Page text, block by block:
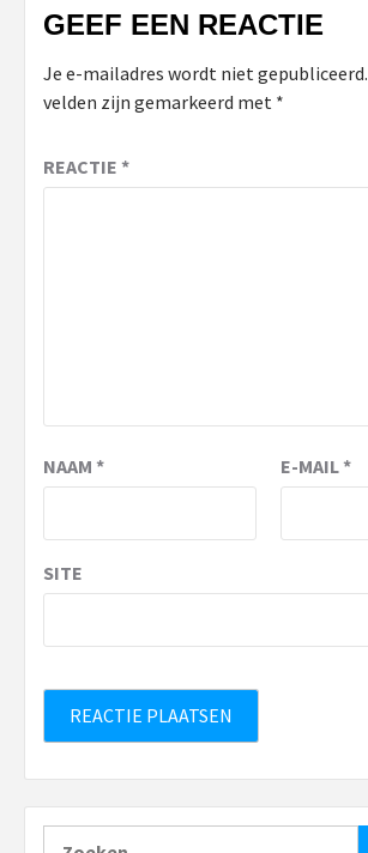
GEEF EEN REACTIE
Je e-mailadres wordt niet gepubliceerd.
velden zijn gemarkeerd met *
REACTIE *
NAAM * E-MAIL*
SITE